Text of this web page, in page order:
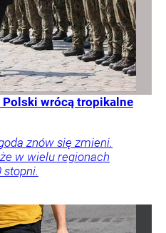
Polski wrócą tropikalne
znów się zmieni.
w wielu regionach